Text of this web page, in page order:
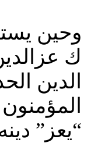
وحين
ك
الدين
“يعز”